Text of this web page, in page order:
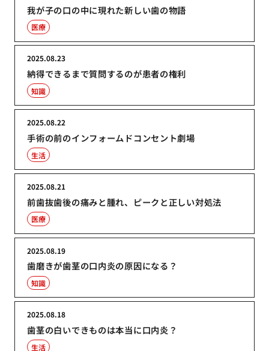
我が子の口の中に現れた新しい歯の物語
医療
納得できるまで質問するのが患者の権利
2025.08.23
知識
手術の前のインフォームドコンセント劇場
2025.08.22
生活
前歯抜歯後の痛みと腫れ、ピークと正しい対処法
2025.08.21
医療
歯磨きが歯茎の口内炎の原因になる？
2025.08.19
知識
歯茎の白いできものは本当に口内炎？
2025.08.18
生活